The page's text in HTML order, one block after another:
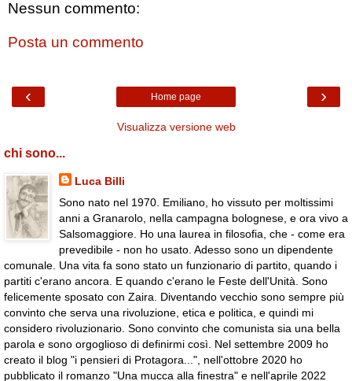
Nessun commento:
Posta un commento
‹ ›
Home page
Visualizza versione web
chi sono...
Luca Billi
Sono nato nel 1970. Emiliano, ho vissuto per moltissimi
anni a Granarolo, nella campagna bolognese, e ora vivo a
Salsomaggiore. Ho una laurea in filosofia, che - come era
prevedibile - non ho usato. Adesso sono un dipendente
comunale. Una vita fa sono stato un funzionario di partito, quando i
partiti c'erano ancora. E quando c'erano le Feste dell'Unità. Sono
felicemente sposato con Zaira. Diventando vecchio sono sempre più
convinto che serva una rivoluzione, etica e politica, e quindi mi
considero rivoluzionario. Sono convinto che comunista sia una bella
parola e sono orgoglioso di definirmi così. Nel settembre 2009 ho
creato il blog "i pensieri di Protagora...", nell'ottobre 2020 ho
pubblicato il romanzo "Una mucca alla finestra" e nell'aprile 2022